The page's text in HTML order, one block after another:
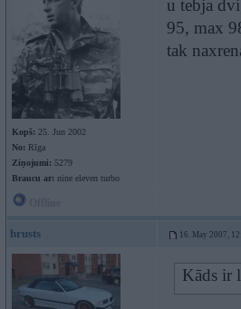
Kopš: 25. Jun 2002
No: Rīga
Ziņojumi: 5279
Braucu ar: nine eleven turbo
u tebja
95, max
tak
hrusts 16. May 2007,
Kāds ir